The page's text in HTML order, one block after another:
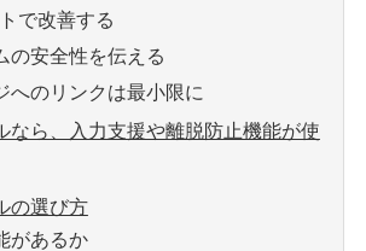
で改善する
の安全性を伝える
へのリンクは最小限に
なら、入力支援や離脱防止機能が使
の選び方
があるか